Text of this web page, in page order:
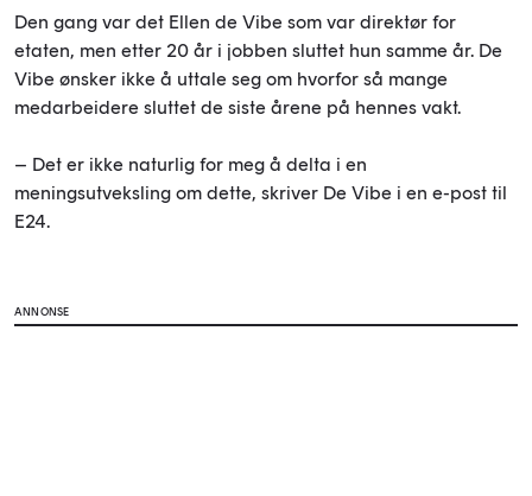
Den gang var det Ellen de Vibe som var direktør for
etaten, men etter 20 år i jobben sluttet hun samme år. De
Vibe ønsker ikke å uttale seg om hvorfor så mange
medarbeidere sluttet de siste årene på hennes vakt.
– Det er ikke naturlig for meg å delta i en
meningsutveksling om dette, skriver De Vibe i en e-post til
E24.
ANNONSE